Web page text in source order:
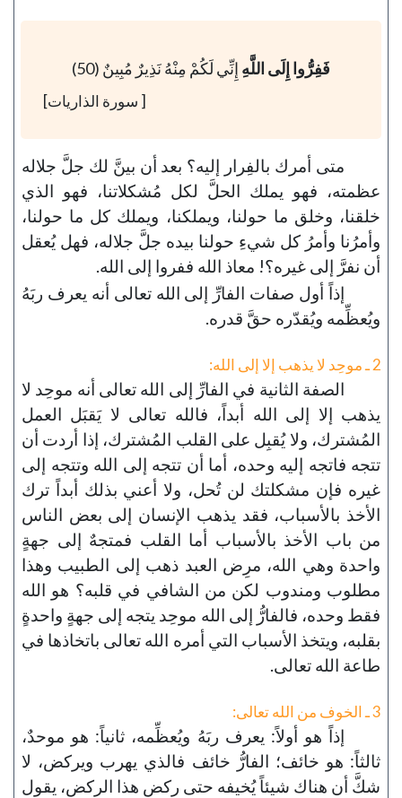
فَفِرُّوا إِلَى اللَّهِ إِنِّي لَكُمْ مِنْهُ نَذِيرٌ مُبِينٌ (50)
[ سورة الذاريات]
متى أمرك بالفِرار إليه؟ بعد أن بينَّ لك جلَّ جلاله
عظمته، فهو يملك الحلَّ لكل مُشكلاتنا، فهو الذي
خلقنا، وخلق ما حولنا، ويملكنا، ويملك كل ما حولنا،
وأمرُنا وأمرُ كل شيءِ حولنا بيده جلَّ جلاله، فهل يُعقل
أن نفرَّ إلى غيره؟! معاذ الله ففروا إلى الله.
إذاً أول صفات الفارِّ إلى الله تعالى أنه يعرف ربَهُ
ويُعظِّمه ويُقدّره حقَّ قدره.
2 ـ موحِد لا يذهب إلا إلى الله:
الصفة الثانية في الفارِّ إلى الله تعالى أنه موحِد لا
يذهب إلا إلى الله أبداً، فالله تعالى لا يَقبَل العمل
المُشترك، ولا يُقبِل على القلب المُشترك، إذا أردت أن
تتجه فاتجه إليه وحده، أما أن تتجه إلى الله وتتجه إلى
غيره فإن مشكلتك لن تُحل، ولا أعني بذلك أبداً ترك
الأخذ بالأسباب، فقد يذهب الإنسان إلى بعض الناس
من باب الأخذ بالأسباب أما القلب فمتجهٌ إلى جهةٍ
واحدة وهي الله، مرِض العبد ذهب إلى الطبيب وهذا
مطلوب ومندوب لكن من الشافي في قلبه؟ هو الله
فقط وحده، فالفارُّ إلى الله موحِد يتجه إلى جهةٍ واحدةٍ
بقلبه، ويتخذ الأسباب التي أمره الله تعالى باتخاذها في
طاعة الله تعالى.
3 ـ الخوف من الله تعالى:
إذاً هو أولاً: يعرف ربَهُ ويُعظِّمه، ثانياً: هو موحدٌ،
ثالثاً: هو خائف؛ الفارُّ خائف فالذي يهرب ويركض، لا
شكَّ أن هناك شيئاً يُخيفه حتى ركض هذا الركض، يقول